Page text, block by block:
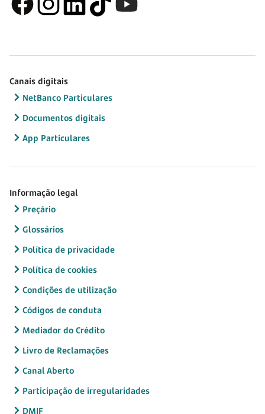
Canais digitais
NetBanco Particulares
Documentos digitais
App Particulares
Informação legal
Preçário
Glossários
Política de privacidade
Política de cookies
Condições de utilização
Códigos de conduta
Mediador do Crédito
Livro de Reclamações
Canal Aberto
Participação de irregularidades
DMIF